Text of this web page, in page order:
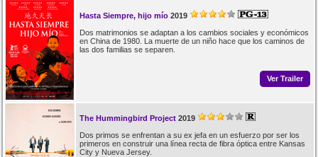
Hasta Siempre, hijo mío 2019
Dos matrimonios se adaptan a los cambios sociales y económicos
en China de 1980. La muerte de un niño hace que los caminos de
las dos familias se separen.
Ver Trailer
The Hummingbird Project 2019
Dos primos se enfrentan a su ex jefa en un esfuerzo por ser los
primeros en construir una línea recta de fibra óptica entre Kansas
City y Nueva Jersey.